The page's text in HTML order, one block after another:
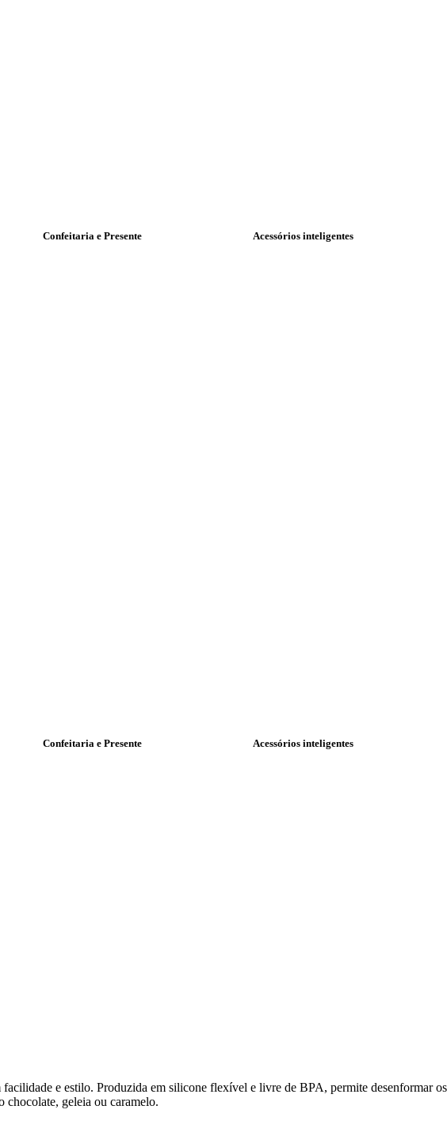
Confeitaria e Presente Acessórios inteligentes
Confeitaria e Presente Acessórios inteligentes
e estilo. Produzida em silicone flexível e livre de BPA, permite desenformar os
chocolate, geleia ou caramelo.